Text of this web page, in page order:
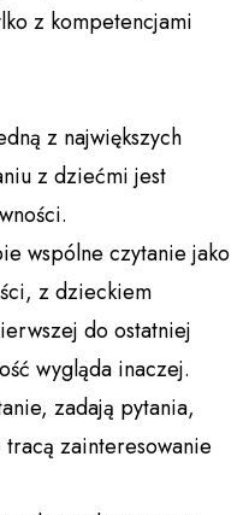
z kompetencjami
z największych
z dziećmi jest
wspólne czytanie jako
z dzieckiem
do ostatniej
wygląda inaczej.
zadają pytania,
zainteresowanie